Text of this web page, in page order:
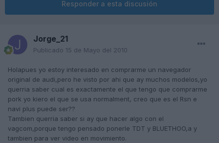
Responder a esta discusión
Jorge_21
Publicado 15 de Mayo del 2010
Holapues yo estoy interesado en comprarme un navegador
original de audi,pero he visto por ahi que ay muchos modelos,yo
querria saber cual es exactamente el que tengo que comprarme
pork yo kiero el que se usa normalment, creo que es el Rsn e
navi plus puede ser??
Tambien querria saber si ay que hacer algo con el
vagcom,porque tengo pensado ponerle TDT y BLUETHOO,a y
tambien para ver video en movimiento.